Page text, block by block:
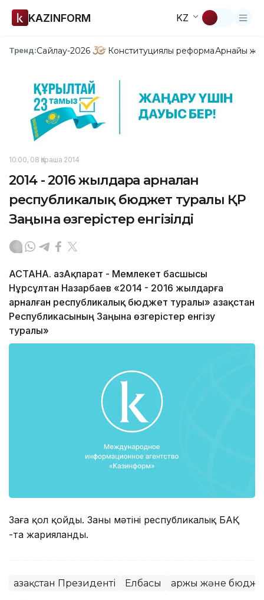
KAZINFORM KZ
Тренд:Сайлау-2026 Конституциялық реформаАрнайы
10:00, 08 Қараша 2014
2014 - 2016 жылдарға арналған
республикалық бюджет туралы ҚР
Заңына өзгерістер енгізілді
АСТАНА. ҚазАқпарат - Мемлекет басшысы
Нұрсұлтан Назарбаев «2014 - 2016 жылдарға
арналған республикалық бюджет туралы» Қазақстан
Республикасының Заңына өзгерістер енгізу
туралы»
Заңға қол қойды. Заңның мәтіні республикалық БАҚ
-та жарияланды.
Қазақстан Президенті Елбасы Қаржы және